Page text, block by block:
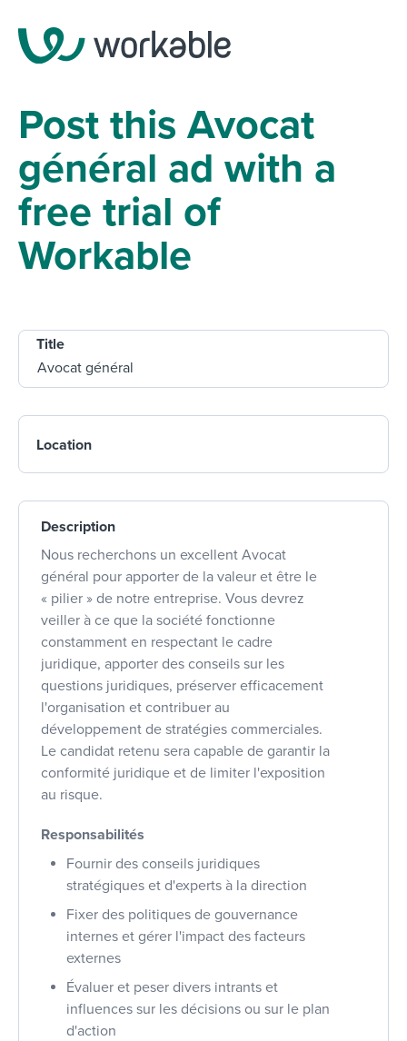
Post this Avocat
général ad with a
free trial of
Workable
Title
Location
Description
Nous recherchons un excellent Avocat
général pour apporter de la valeur et être le
« pilier » de notre entreprise. Vous devrez
veiller à ce que la société fonctionne
constamment en respectant le cadre
juridique, apporter des conseils sur les
questions juridiques, préserver efficacement
l'organisation et contribuer au
développement de stratégies commerciales.
Le candidat retenu sera capable de garantir la
conformité juridique et de limiter l'exposition
au risque.
Responsabilités
Fournir des conseils juridiques
stratégiques et d'experts à la direction
Fixer des politiques de gouvernance
internes et gérer l'impact des facteurs
externes
Évaluer et peser divers intrants et
influences sur les décisions ou sur le plan
d'action